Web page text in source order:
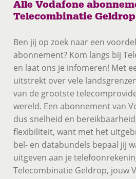
Alle Vodafone
Telecombinatie Geldrop
Ben jij op zoek naar een
abonnement? Kom langs bij
en laat ons je infomeren! Met
uitstrekt over vele
van de grootste
wereld. Een abonnement van
dus snelheid en
flexibiliteit, want met het
bel- en databundels bepaal jij
uitgeven aan je
Telecombinatie Geldrop, jouw